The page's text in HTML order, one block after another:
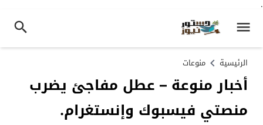
.
الرئيسية منوعات
أخبار منوعة – عطل مفاجئ يضرب
منصتي فيسبوك وإنستغرام.